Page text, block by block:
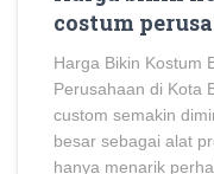
costum
Harga Bikin Kostum
Perusahaan di Kota
custom semakin
besar sebagai alat
hanya menarik